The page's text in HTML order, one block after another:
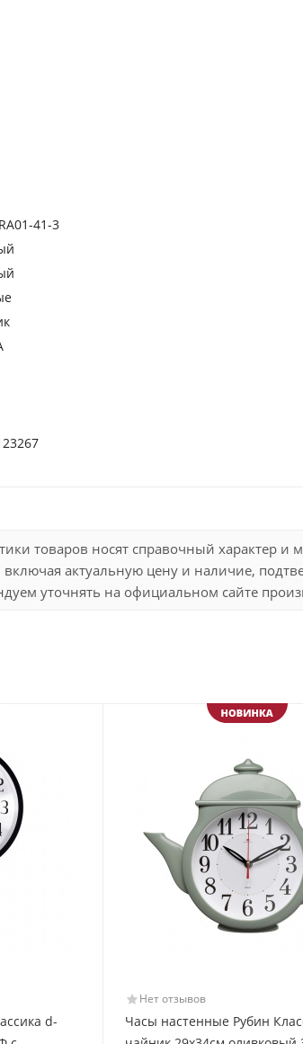
41-3
товаров носят справочный характер и
актуальную цену и наличие,
уточнять на официальном сайте
d-
Нет отзывов
Часы настенные Рубин